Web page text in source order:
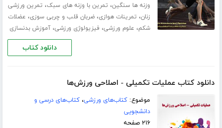
وزنه ها سنگین، تمرین با وزنه های سبک، تمرین ورزشی
زنان، تمرینات هوازی،ضربان قلب و چربی سوزی، عضلات
شکم، علوم ورزشی، فیزیولوژی ورزشی،آموزش بدنسازی
دانلود کتاب
دانلود کتاب عملیات تکمیلی - اصلاحی ورزش‌ها
موضوع:کتاب‌های ورزشی،کتاب‌های درسی و
دانشجویی
۲۱۶ صفحه